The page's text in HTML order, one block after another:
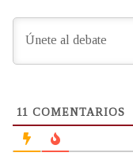
11 COMENTARIOS